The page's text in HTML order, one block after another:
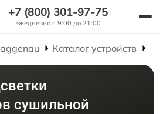
+7 (800) 301-97-75
Ежедневно с 9:00 до 21:00
Каталог устройств
сушильной